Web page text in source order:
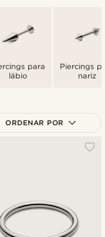
para
lábio
Piercings
nariz
ORDENAR POR